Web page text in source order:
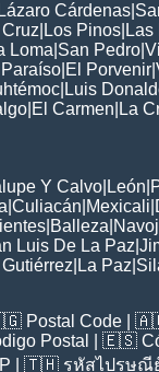
Lázaro Cárdenas
Los Pinos Las
Loma San Pedro
El Porvenir
Luis
El Carmen La
Y Calvo León
Culiacán Mexicali
Balleza
Luis De La Paz
La Paz
Postal Code |
Postal | 🇪🇸
| 🇹🇭 รหัสไปรษณี